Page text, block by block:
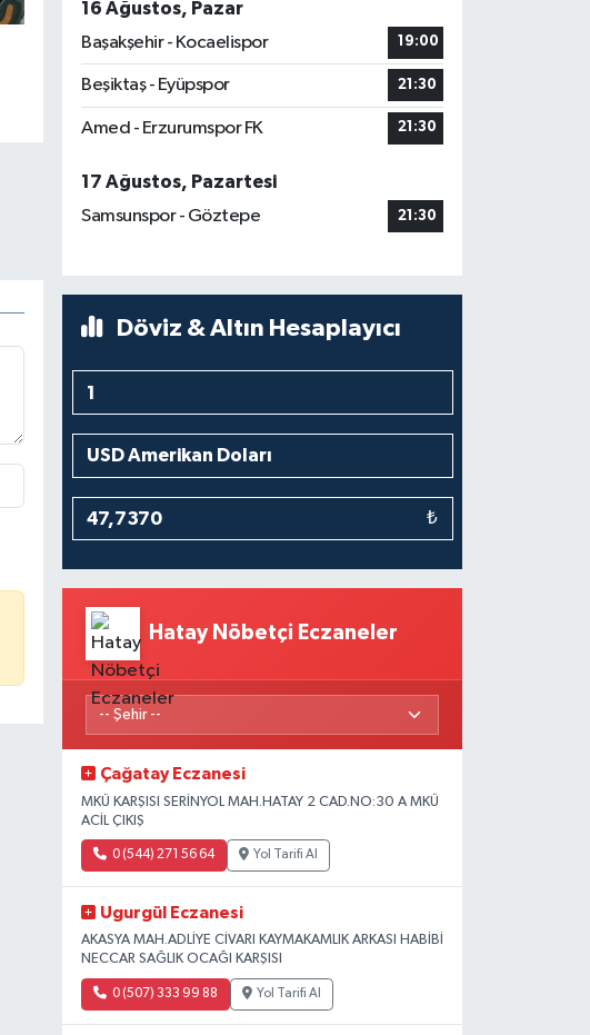
16 Ağustos, Pazar
Başakşehir - Kocaelispor
19:00
Beşiktaş - Eyüpspor 21:30
Amed - Erzurumspor FK 21:30
17 Ağustos, Pazartesi
Samsunspor - Göztepe
21:30
Döviz & Altın Hesaplayıcı
₺
Hatay Nöbetçi Eczaneler
Çağatay Eczanesi
MKÜ KARŞISI SERİNYOL MAH.HATAY 2 CAD.NO:30 A MKÜ
ACİL ÇIKIŞ
0 (544) 271 56 64 Yol Tarifi Al
Ugurgül Eczanesi
AKASYA MAH.ADLİYE CİVARI KAYMAKAMLIK ARKASI HABİBİ
NECCAR SAĞLIK OCAĞI KARŞISI
0 (507) 333 99 88 Yol Tarifi Al